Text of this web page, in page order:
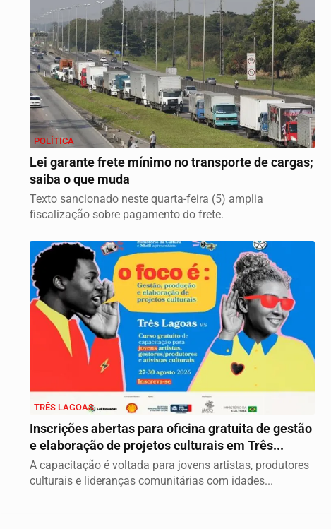
POLÍTICA
Lei garante frete mínimo no transporte de cargas;
saiba o que muda
Texto sancionado neste quarta-feira (5) amplia
fiscalização sobre pagamento do frete.
TRÊS LAGOAS
Inscrições abertas para oficina gratuita de gestão
e elaboração de projetos culturais em Três...
A capacitação é voltada para jovens artistas, produtores
culturais e lideranças comunitárias com idades...